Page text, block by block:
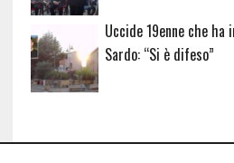
Uccide 19enne che
Sardo: “Si è difeso”